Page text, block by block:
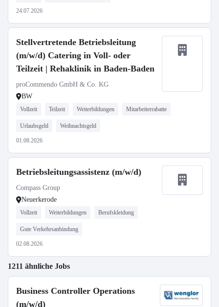
24.07.2026
Stellvertretende Betriebsleitung
(m/w/d) Catering in Voll- oder
Teilzeit | Rehaklinik in Baden-Baden
proCommendo GmbH & Co. KG
BW
Vollzeit Teilzeit Weiterbildungen Mitarbeiterrabatte
Urlaubsgeld Weihnachtsgeld
01.08.2026
Betriebsleitungsassistenz (m/w/d)
Compass Group
Neuerkerode
Vollzeit Weiterbildungen Berufskleidung
Gute Verkehrsanbindung
02.08.2026
1211 ähnliche Jobs
Business Controller Operations
(m/w/d)